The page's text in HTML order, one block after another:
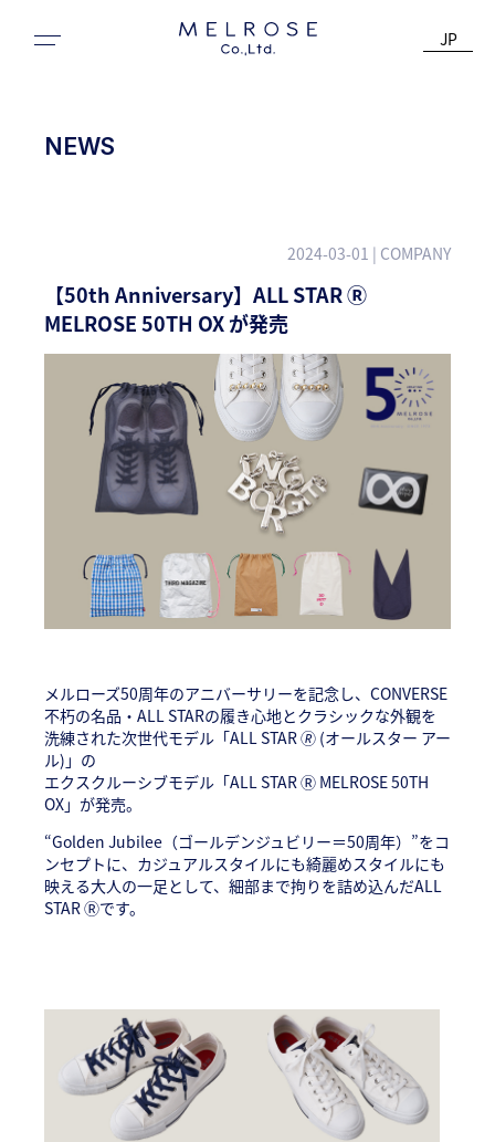
JP
NEWS
2024-03-01 | COMPANY
【50th Anniversary】ALL STAR Ⓡ
MELROSE 50TH OX が発売
メルローズ50周年のアニバーサリーを記念し、CONVERSE
不朽の名品・ALL STARの履き心地とクラシックな外観を
洗練された次世代モデル「ALL STAR 🄬 (オールスター アー
ル)」の
エクスクルーシブモデル「ALL STAR Ⓡ MELROSE 50TH
OX」が発売。
“Golden Jubilee（ゴールデンジュビリー＝50周年）”をコ
ンセプトに、カジュアルスタイルにも綺麗めスタイルにも
映える大人の一足として、細部まで拘りを詰め込んだALL
STAR Ⓡです。